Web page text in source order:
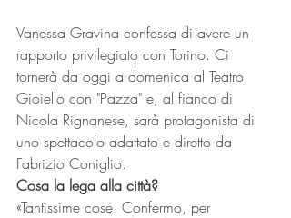
Vanessa Gravina confessa di avere un
rapporto privilegiato con Torino. Ci
tornerà da oggi a domenica al Teatro
Gioiello con "Pazza" e, al fianco di
Nicola Rignanese, sarà protagonista di
uno spettacolo adattato e diretto da
Fabrizio Coniglio.
Cosa la lega alla città?
«Tantissime cose. Confermo, per